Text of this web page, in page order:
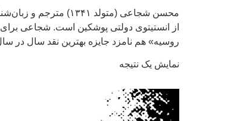
محسن شجاعی (متولد
از انستیتوی دولتی پوشکین است. شجاعی
روسیه» هم نامزد جایزه بهترین نقد سال در سال ۱۳۹۸
نمایش یک نتیجه